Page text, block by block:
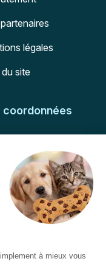
légales
site
coordonnées
rue Hoche
Ivry-sur-Seine
encore client ?
01 77 94 89 02